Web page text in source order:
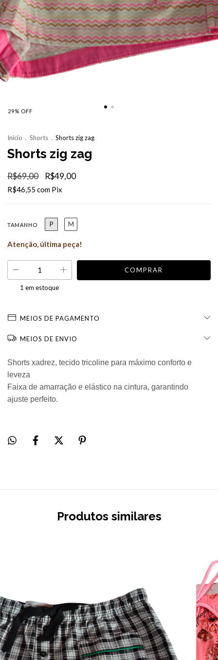
29% OFF
Início . Shorts . Shorts zig zag
Shorts zig zag
R$69,00 R$49,00
R$46,55 com Pix
TAMANHO P M
Atenção, última peça!
1 em estoque
MEIOS DE PAGAMENTO
MEIOS DE ENVIO
Shorts xadrez, tecido tricoline para máximo conforto e
leveza
Faixa de amarração e elástico na cintura, garantindo
ajuste perfeito.
Produtos similares